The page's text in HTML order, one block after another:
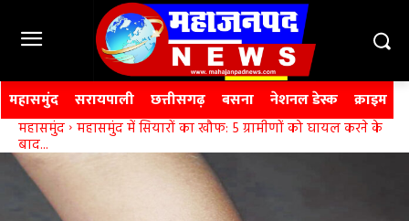
महासमुंद सरायपाली छत्तीसगढ़ बसना नेशनल डेस्क क्राइम
महासमुंद महासमुंद में सियारों का खौफ: 5 ग्रामीणों को घायल करने के
बाद...